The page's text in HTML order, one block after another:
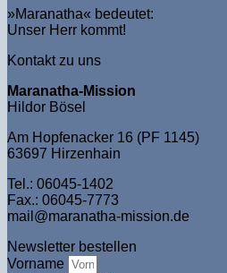
»Maranatha« bedeutet:
Unser Herr kommt!
Kontakt zu uns
Maranatha-Mission
Hildor Bösel
Am Hopfenacker 16 (PF 1145)
63697 Hirzenhain
Tel.: 06045-1402
Fax.: 06045-7773
mail@maranatha-mission.de
Newsletter bestellen
Vorname